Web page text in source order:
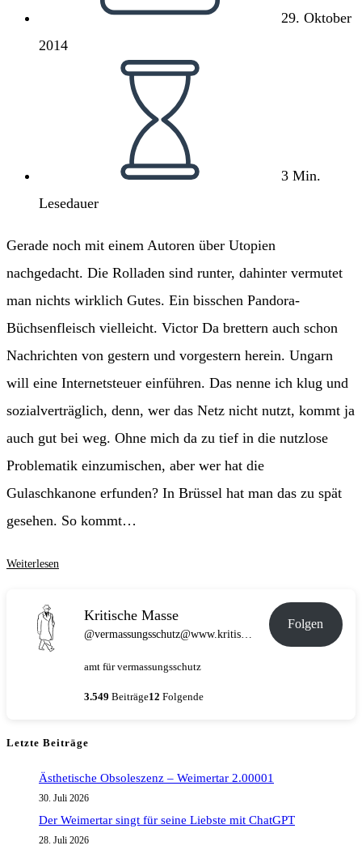
29. Oktober
2014
3 Min.
Lesedauer
Gerade noch mit einem Autoren über Utopien
nachgedacht. Die Rolladen sind runter, dahinter vermutet
man nichts wirklich Gutes. Ein bisschen Pandora-
Büchsenfleisch vielleicht. Victor Da brettern auch schon
Nachrichten von gestern und vorgestern herein. Ungarn
will eine Internetsteuer einführen. Das nenne ich klug und
sozialverträglich, denn, wer das Netz nicht nutzt, kommt ja
auch gut bei weg. Ohne mich da zu tief in die nutzlose
Problematik einzumischen, aber wer hat die
Gulaschkanone erfunden? In Brüssel hat man das zu spät
gesehen. So kommt…
Weiterlesen
Zukunft
Kritische Masse
@vermassungsschutz@www.kritische-masse.de
Folgen
amt für vermassungsschutz
3.549 Beiträge12 Folgende
Letzte Beiträge
Ästhetische Obsoleszenz – Weimertar 2.00001
30. Juli 2026
Der Weimertar singt für seine Liebste mit ChatGPT
28. Juli 2026